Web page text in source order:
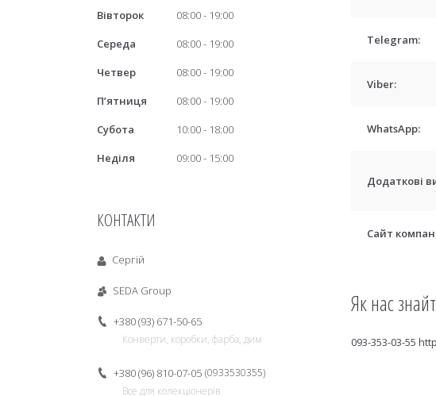
Як нас
093-353-03-55
Вівторок
08:00
19:00
Середа
08:00
19:00
Четвер
08:00
19:00
Пʼятниця
08:00
19:00
Субота
10:00
18:00
Неділя
09:00 15:00
КОНТАКТИ
Сергій
SEDA Group
+380 (93) 671-50-65
Конверти, коробки, фарба, дим
+380 (96) 810-07-05 0933530355
Все для колекціонерів